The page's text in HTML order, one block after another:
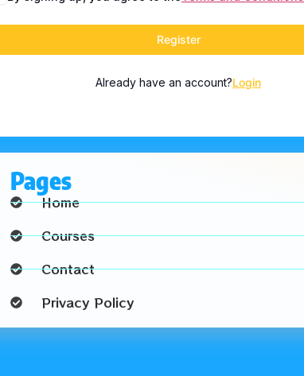
Register
Already have an account?Login
Pages
Home
Courses
Contact
Privacy Policy